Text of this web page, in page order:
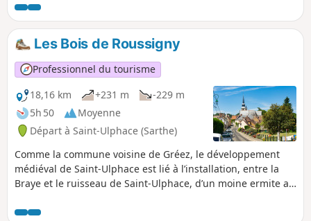
Construite au XIIe siècle, cette église a fait l'objet au XVIe
siècle de travaux d'embellissement : en subsistent la voute
en lambris peint reposant, fait rarissime, sur des poteaux
placés contre les murs, et surtout les vestiges d'un
extraordinaire retable en calcaire sculpté et peint, daté de
1558. Le décor fut remanié au XVIIIe siècle avec l'installation
de trois nouveaux retables.
Les Bois de Roussigny
Professionnel du tourisme
18,16 km
+231 m
-229 m
5h 50
Moyenne
Départ à Saint-Ulphace (Sarthe)
Comme la commune voisine de Gréez, le développement
médiéval de Saint-Ulphace est lié à l’installation, entre la
Braye et le ruisseau de Saint-Ulphace, d’un moine ermite au
défrichement des terres alentours et à l’installation de